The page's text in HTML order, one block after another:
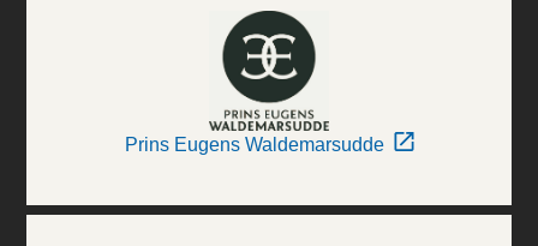
Prins Eugens Waldemarsudde